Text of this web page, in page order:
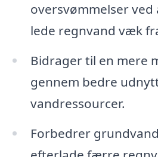
oversvømmelser ved
lede regnvand væk
Bidrager til en mere
gennem bedre
vandressourcer.
Forbedrer